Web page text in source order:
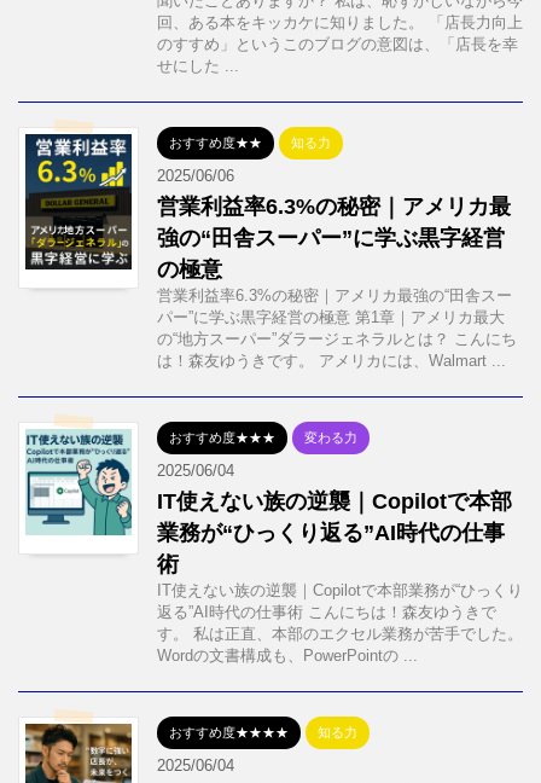
回、ある本をキッカケに知りました。 「店長力向上
のすすめ」というこのブログの意図は、「店長を幸
せにした ...
おすすめ度★★ 知る力
2025/06/06
営業利益率6.3%の秘密｜アメリカ最
強の“田舎スーパー”に学ぶ黒字経営
の極意
営業利益率6.3%の秘密｜アメリカ最強の“田舎スー
パー”に学ぶ黒字経営の極意 第1章｜アメリカ最大
の“地方スーパー”ダラージェネラルとは？ こんにち
は！森友ゆうきです。 アメリカには、Walmart ...
おすすめ度★★★ 変わる力
2025/06/04
IT使えない族の逆襲｜Copilotで本部
業務が“ひっくり返る”AI時代の仕事
術
IT使えない族の逆襲｜Copilotで本部業務が“ひっくり
返る”AI時代の仕事術 こんにちは！森友ゆうきで
す。 私は正直、本部のエクセル業務が苦手でした。
Wordの文書構成も、PowerPointの ...
おすすめ度★★★★ 知る力
2025/06/04